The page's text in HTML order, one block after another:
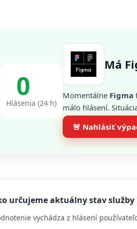
0
Hlásenia (24 h)
Má
Momentálne Figma
málo hlásení.
🚨 Nahlásiť
určujeme aktuálny stav služby
vychádza z hlásení